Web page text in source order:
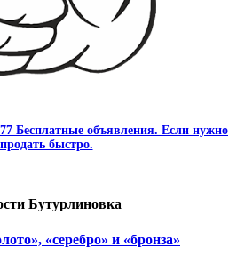
Бесплатные объявления. Если нужно
продать быстро.
Бутурлиновка
«серебро» и «бронза»